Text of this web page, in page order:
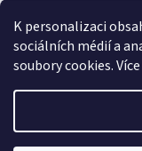
K personalizaci
sociálních médií a
soubory cookies.